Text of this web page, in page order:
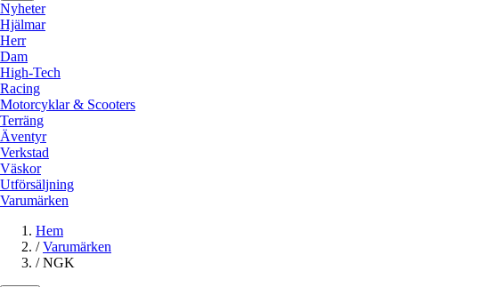
Nyheter
Hjälmar
Herr
Dam
High-Tech
Racing
Motorcyklar & Scooters
Terräng
Äventyr
Verkstad
Väskor
Utförsäljning
Varumärken
Hem
/ Varumärken
/ NGK